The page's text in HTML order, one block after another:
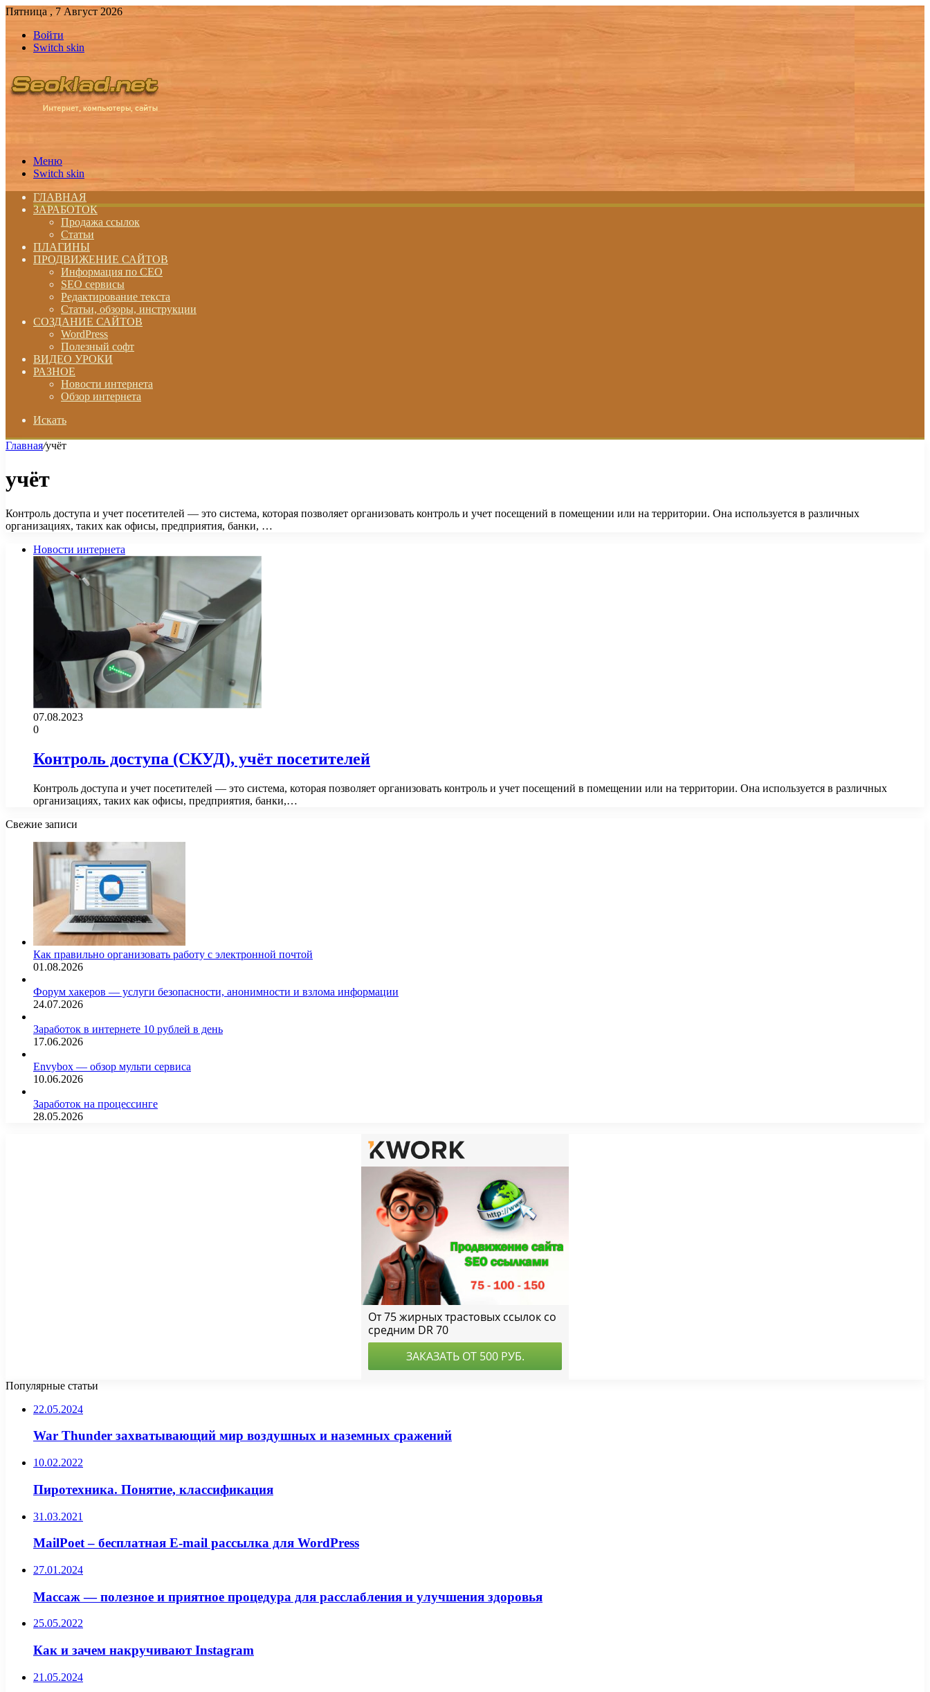
Пятница , 7 Август 2026
Войти
Switch skin
Меню
Switch skin
ГЛАВНАЯ
ЗАРАБОТОК
Продажа ссылок
Статьи
ПЛАГИНЫ
ПРОДВИЖЕНИЕ САЙТОВ
Информация по СЕО
SEO сервисы
Редактирование текста
Статьи, обзоры, инструкции
СОЗДАНИЕ САЙТОВ
WordPress
Полезный софт
ВИДЕО УРОКИ
РАЗНОЕ
Новости интернета
Обзор интернета
Искать
Главная/учёт
учёт
Контроль доступа и учет посетителей — это система, которая позволяет организовать контроль и учет посещений в помещении или на территории. Она используется в различных
организациях, таких как офисы, предприятия, банки, …
Новости интернета
07.08.2023
0
Контроль доступа (СКУД), учёт посетителей
Контроль доступа и учет посетителей — это система, которая позволяет организовать контроль и учет посещений в помещении или на территории. Она используется в различных
организациях, таких как офисы, предприятия, банки,…
Свежие записи
Как правильно организовать работу с электронной почтой
01.08.2026
Форум хакеров — услуги безопасности, анонимности и взлома информации
24.07.2026
Заработок в интернете 10 рублей в день
17.06.2026
Envybox — обзор мульти сервиса
10.06.2026
Заработок на процессинге
28.05.2026
Популярные статьи
22.05.2024
War Thunder захватывающий мир воздушных и наземных сражений
10.02.2022
Пиротехника. Понятие, классификация
31.03.2021
MailPoet – бесплатная E-mail рассылка для WordPress
27.01.2024
Массаж — полезное и приятное процедура для расслабления и улучшения здоровья
25.05.2022
Как и зачем накручивают Instagram
21.05.2024